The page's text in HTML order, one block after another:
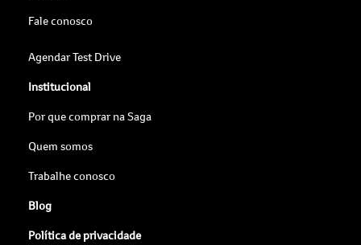
Fale conosco
Agendar Test Drive
Institucional
Por que comprar na Saga
Quem somos
Trabalhe conosco
Blog
Política de privacidade